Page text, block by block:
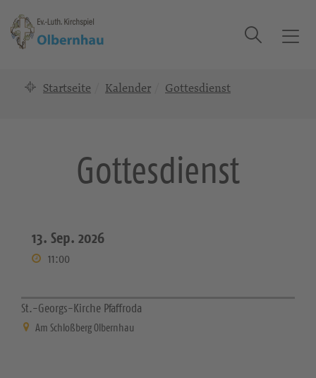
T
Suche
Startseite Kalender Gottesdienst
Gottesdienst
13. Sep. 2026
11:00
St.-Georgs-Kirche Pfaffroda
Am Schloßberg Olbernhau